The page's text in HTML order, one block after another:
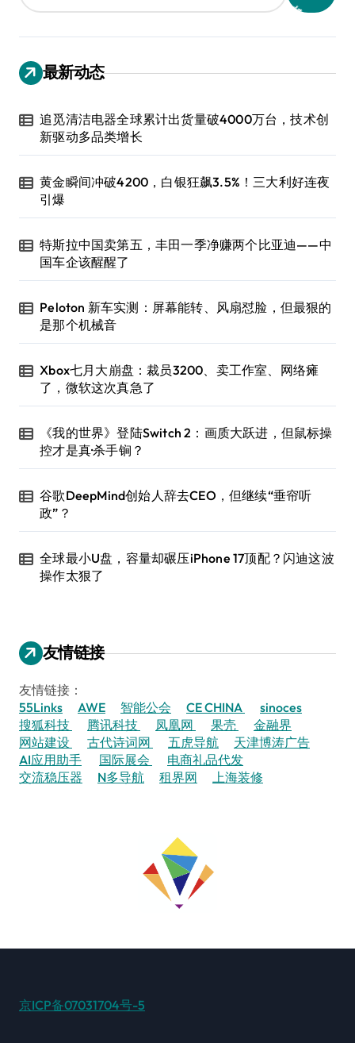
最新动态
追觅清洁电器全球累计出货量破4000万台，技术创
新驱动多品类增长
黄金瞬间冲破4200，白银狂飙3.5%！三大利好连夜
引爆
特斯拉中国卖第五，丰田一季净赚两个比亚迪——中
国车企该醒醒了
Peloton 新车实测：屏幕能转、风扇怼脸，但最狠的
是那个机械音
Xbox七月大崩盘：裁员3200、卖工作室、网络瘫
了，微软这次真急了
《我的世界》登陆Switch 2：画质大跃进，但鼠标操
控才是真·杀手锏？
谷歌DeepMind创始人辞去CEO，但继续“垂帘听
政”？
全球最小U盘，容量却碾压iPhone 17顶配？闪迪这波
操作太狠了
友情链接
友情链接：
55Links
AWE 智能公会 CE CHINA
sinoces
搜狐科技
腾讯科技 凤凰网 果壳
金融界
网站建设
古代诗词网 五虎导航
天津博涛广告
AI应用助手
国际展会
电商礼品代发
交流稳压器
N多导航 租界网 上海装修
京ICP备07031704号-5